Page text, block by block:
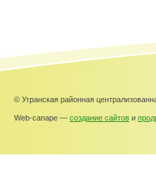
© Угранская районная
Web-canape — создание сайтов и